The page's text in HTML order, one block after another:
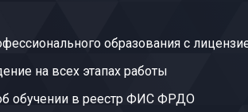
образования с
на всех этапах работы
обучении в реестр ФИС ФРДО